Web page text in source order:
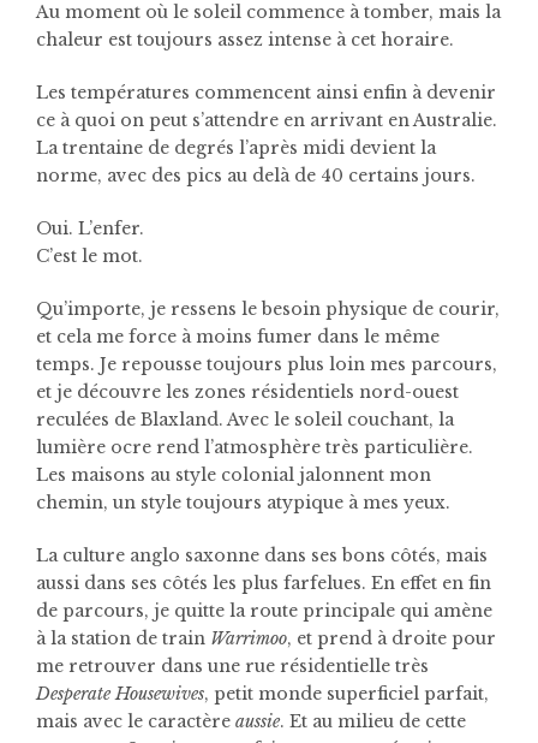
Au moment où le soleil commence à tomber, mais la
chaleur est toujours assez intense à cet horaire.
Les températures commencent ainsi enfin à devenir
ce à quoi on peut s’attendre en arrivant en Australie.
La trentaine de degrés l’après midi devient la
norme, avec des pics au delà de 40 certains jours.
Oui. L’enfer.
C’est le mot.
Qu’importe, je ressens le besoin physique de courir,
et cela me force à moins fumer dans le même
temps. Je repousse toujours plus loin mes parcours,
et je découvre les zones résidentiels nord-ouest
reculées de Blaxland. Avec le soleil couchant, la
lumière ocre rend l’atmosphère très particulière.
Les maisons au style colonial jalonnent mon
chemin, un style toujours atypique à mes yeux.
La culture anglo saxonne dans ses bons côtés, mais
aussi dans ses côtés les plus farfelues. En effet en fin
de parcours, je quitte la route principale qui amène
à la station de train Warrimoo, et prend à droite pour
me retrouver dans une rue résidentielle très
Desperate Housewives, petit monde superficiel parfait,
mais avec le caractère aussie. Et au milieu de cette